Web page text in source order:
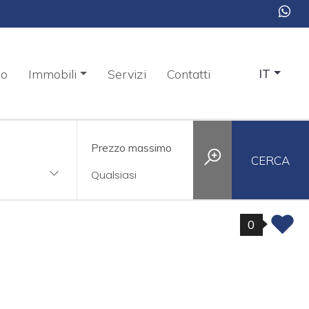
Immobili Servizi Contatti IT
Prezzo massimo
CERCA
0